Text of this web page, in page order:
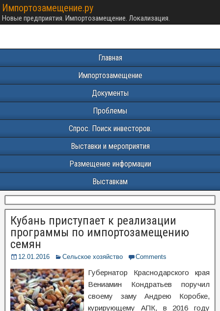
Импортозамещение.ру
Новые предприятия. Импортозамещение. Локализация.
Главная
Импортозамещение
Документы
Проблемы
Спрос. Поиск инвесторов.
Выставки и мероприятия
Размещение информации
Выставкам
Кубань приступает к реализации
программы по импортозамещению
семян
12.01.2016 Сельское хозяйство Comments
Губернатор Краснодарского края
Вениамин Кондратьев поручил
своему заму Андрею Коробке,
курирующему АПК, в 2016 году